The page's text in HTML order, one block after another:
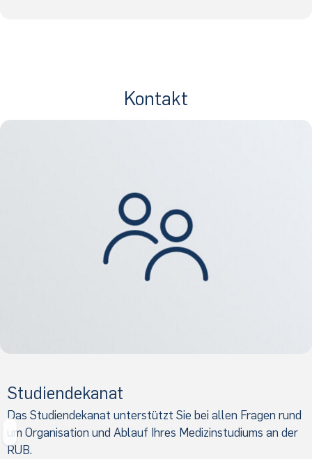
Kontakt
Studiendekanat
Das Studiendekanat unterstützt Sie bei allen Fragen rund
um Organisation und Ablauf Ihres Medizinstudiums an der
RUB.